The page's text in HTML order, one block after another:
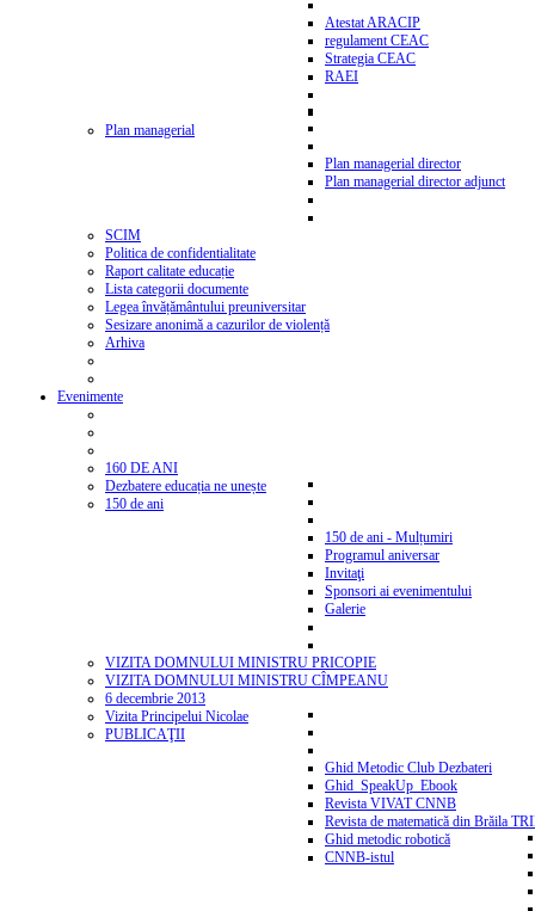
Atestat ARACIP
regulament CEAC
Strategia CEAC
RAEI
Plan managerial
Plan managerial director
Plan managerial director adjunct
SCIM
Politica de confidentialitate
Raport calitate educație
Lista categorii documente
Legea învățământului preuniversitar
Sesizare anonimă a cazurilor de violență
Arhiva
Evenimente
160 DE ANI
Dezbatere educația ne unește
150 de ani
150 de ani - Mulțumiri
Programul aniversar
Invitaţi
Sponsori ai evenimentului
Galerie
VIZITA DOMNULUI MINISTRU PRICOPIE
VIZITA DOMNULUI MINISTRU CÎMPEANU
6 decembrie 2013
Vizita Principelui Nicolae
PUBLICAŢII
Ghid Metodic Club Dezbateri
Ghid_SpeakUp_Ebook
Revista VIVAT CNNB
Revista de matematică din Brăila
Ghid metodic robotică
CNNB-istul